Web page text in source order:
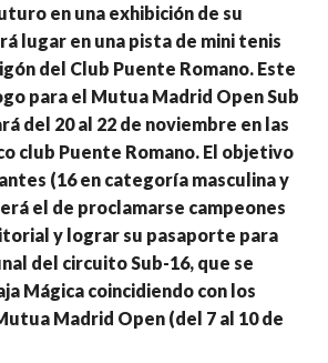
en una exhibición de su
lugar en una pista de mini tenis
del Club Puente Romano. Este
para el Mutua Madrid Open Sub
del 20 al 22 de noviembre en las
club Puente Romano. El objetivo
(16 en categoría masculina y
el de proclamarse campeones
y lograr su pasaporte para
del circuito Sub-16, que se
Mágica coincidiendo con los
Madrid Open (del 7 al 10 de